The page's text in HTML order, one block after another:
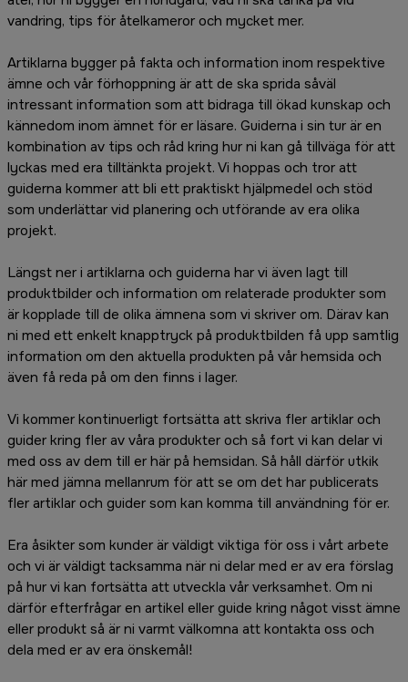
vandring, tips för åtelkameror och mycket mer.
Artiklarna bygger på fakta och information inom respektive
ämne och vår förhoppning är att de ska sprida såväl
intressant information som att bidraga till ökad kunskap och
kännedom inom ämnet för er läsare. Guiderna i sin tur är en
kombination av tips och råd kring hur ni kan gå tillväga för att
lyckas med era tilltänkta projekt. Vi hoppas och tror att
guiderna kommer att bli ett praktiskt hjälpmedel och stöd
som underlättar vid planering och utförande av era olika
projekt.
Längst ner i artiklarna och guiderna har vi även lagt till
produktbilder och information om relaterade produkter som
är kopplade till de olika ämnena som vi skriver om. Därav kan
ni med ett enkelt knapptryck på produktbilden få upp samtlig
information om den aktuella produkten på vår hemsida och
även få reda på om den finns i lager.
Vi kommer kontinuerligt fortsätta att skriva fler artiklar och
guider kring fler av våra produkter och så fort vi kan delar vi
med oss av dem till er här på hemsidan. Så håll därför utkik
här med jämna mellanrum för att se om det har publicerats
fler artiklar och guider som kan komma till användning för er.
Era åsikter som kunder är väldigt viktiga för oss i vårt arbete
och vi är väldigt tacksamma när ni delar med er av era förslag
på hur vi kan fortsätta att utveckla vår verksamhet. Om ni
därför efterfrågar en artikel eller guide kring något visst ämne
eller produkt så är ni varmt välkomna att kontakta oss och
dela med er av era önskemål!